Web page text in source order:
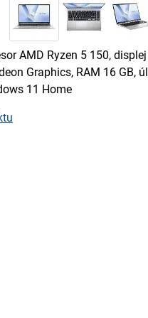
AMD Ryzen 5 150,
Graphics, RAM 16 GB,
11 Home